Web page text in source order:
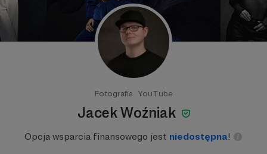
Fotografia YouTube
Jacek Woźniak
Opcja wsparcia finansowego jest niedostępna!